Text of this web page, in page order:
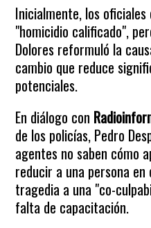
Inicialmente, los
"homicidio calificado",
Dolores reformuló la
cambio que reduce
potenciales.
En diálogo con
de los policías, Pedro
agentes no saben cómo
reducir a una persona
tragedia a una "co-
falta de capacitación.